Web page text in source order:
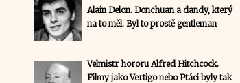
Alain Delon. Donchuan a dandy, který
na to měl. Byl to prostě gentleman
Velmistr hororu Alfred Hitchcock.
Filmy jako Vertigo nebo Ptáci byly tak